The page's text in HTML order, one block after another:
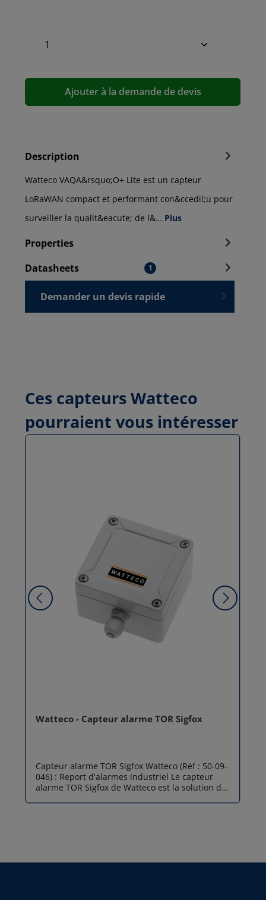
Ajouter à la demande de devis
Description
Watteco VAQA&rsquo;O+ Lite est un capteur
LoRaWAN compact et performant con&ccedil;u pour
surveiller la qualit&eacute; de l&… Plus
Properties
Datasheets
1
Demander un devis rapide
Ces capteurs Watteco
pourraient vous intéresser
Watteco - Capteur alarme TOR Sigfox
Capteur alarme TOR Sigfox Watteco (Réf : 50-09-
046) : Report d'alarmes industriel Le capteur
alarme TOR Sigfox de Watteco est la solution de
monitorer l'état d'une pompe, l'ouverture d'une